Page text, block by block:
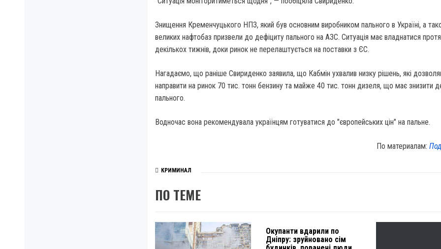
Знищення Кременчуцького НПЗ, який був основним виробником пального в Україні, а
великих нафтобаз призвели до дефіциту пального на АЗС. Ситуація має владнатися
декількох тижнів, доки ринок не перелаштується на поставки з ЄС.
Нагадаємо, що раніше Свириденко заявила, що Кабмін ухвалив низку рішень, які
направити на ринок 70 тис. тонн бензину та майже 40 тис. тонн дизеля, що має знизити
пального.
Водночас вона рекомендувала українцям готуватися до "європейських цін" на пальне.
По материалам:
КРИМИНАЛ
ПО ТЕМЕ
Окупанти вдарили по
Дніпру: зруйновано сім